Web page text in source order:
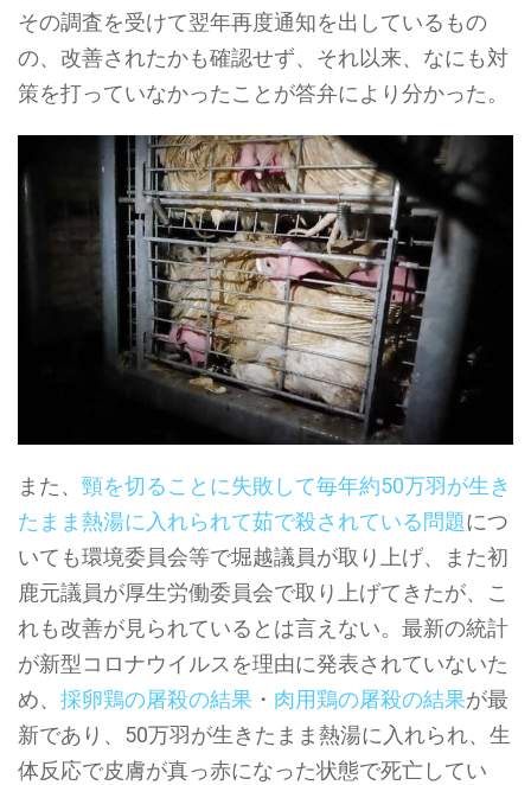
その調査を受けて翌年再度通知を出しているもの
の、改善されたかも確認せず、それ以来、なにも対
策を打っていなかったことが答弁により分かった。
また、 頸を切ることに失敗して毎年約50万羽が生き
たまま熱湯に入れられて茹で殺されている問題につ
いても環境委員会等で堀越議員が取り上げ、また初
鹿元議員が厚生労働委員会で取り上げてきたが、こ
れも改善が見られているとは言えない。最新の統計
が新型コロナウイルスを理由に発表されていないた
め、 採卵鶏の屠殺の結果 ・ 肉用鶏の屠殺の結果が最
新であり、50万羽が生きたまま熱湯に入れられ、生
体反応で皮膚が真っ赤になった状態で死亡してい